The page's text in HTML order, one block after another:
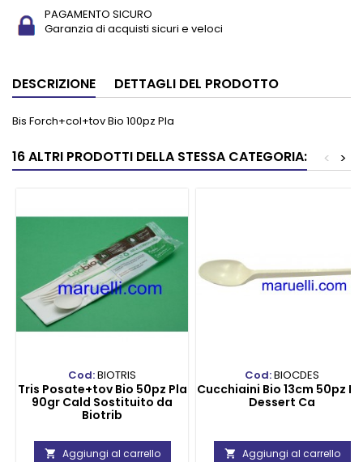
PAGAMENTO SICURO
Garanzia di acquisti sicuri e veloci
DESCRIZIONE DETTAGLI DEL PRODOTTO
Bis Forch+col+tov Bio 100pz Pla
16 ALTRI PRODOTTI DELLA STESSA CATEGORIA: >
<
Cod:BIOTRIS
Tris Posate+tov Bio 50pz Pla
90gr Cald Sostituito da
Biotrib
 Aggiungi al carrello
Cod:BIOCDES
Cucchiaini Bio 13cm 50pz
Dessert Ca
 Aggiungi al carrello